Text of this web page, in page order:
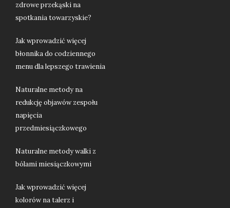
zdrowe przekąski na
spotkania towarzyskie?
Jak wprowadzić więcej
błonnika do codziennego
menu dla lepszego trawienia
Naturalne metody na
redukcję objawów zespołu
napięcia
przedmiesiączkowego
Naturalne metody walki z
bólami miesiączkowymi
Jak wprowadzić więcej
kolorów na talerz i